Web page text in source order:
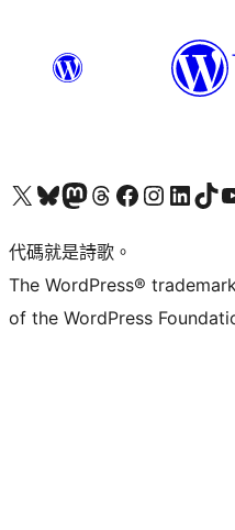
Visit our X (formerly Twitter) account
Visit our Bluesky account
Visit our Mastodon account
Visit our Threads account
訪問我們的 Facebook 專頁Visit our Instagram
Visit ourVisit our
代碼就是詩歌。
The WordPress®
of the WordPress